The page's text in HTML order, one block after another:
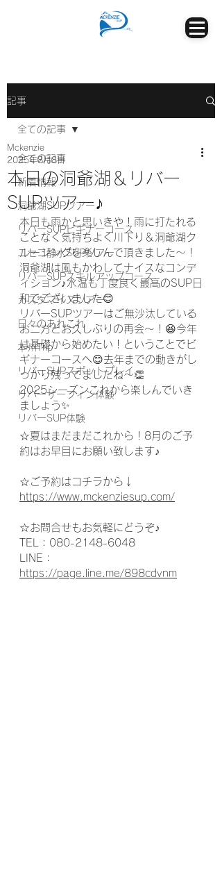
記事
全ての記事
新着情報
洞爺湖SUPツアー
リバーSUPビギナーコース
ニセコ静水SUPツアー
リバーSUPスキルアップコース
カスタマイズツアー
日々のあれこれ
本州Trip
リバーSUPスポットプレイ
リバーサーフィン体験
リバーSUP体験
全ての記事
本日の洞爺湖＆リバー
SUPツアー♪
Mckenzie
2025年8月8日
本日も雨かと思いきや！雨に打たれる
ことなく気持ちよく川下り＆洞爺湖ク
ルージングを楽しんで頂きました～！
洞爺湖は風もかわしてナイスなコンデ
ィション♪水温も丁度良く最高のSUP日
和でございました😊
リバーSUPツアーはご無沙汰している
お二方とお久しぶりの再会～！😆今年
は基礎から始めたい！ということでビ
ギナーコースへ😊去年までの動きがし
っかり残ってましたね～👏
2025シーズンこれから楽しんでいき
ましょう✨
☆夏はまだまだこれから！8月のご予
約はお早目にお願い致します♪
☆ご予約はコチラから↓
https://www.mckenziesup.com/
☆お問合せもお気軽にどうぞ♪
TEL：080-2148-6048
LINE：
https://page.line.me/898cdvnm